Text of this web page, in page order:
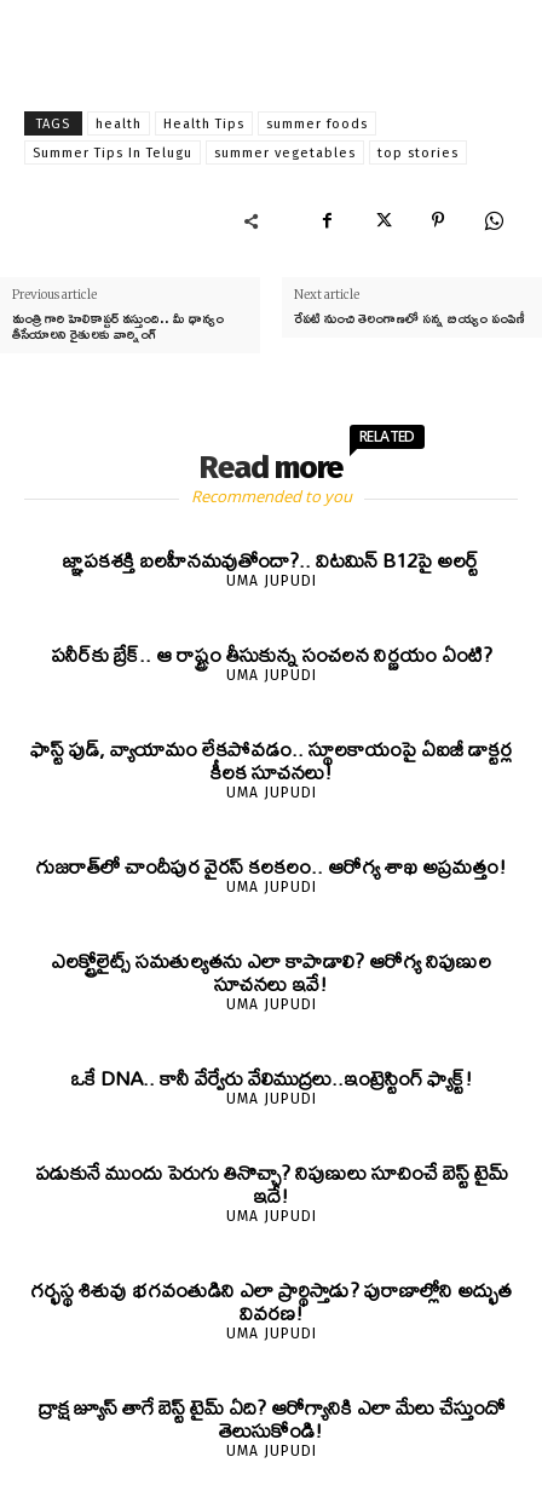
TAGS health Health Tips
summer foods
Summer Tips In Telugu
summer vegetables top stories
Previous article
మంత్రి గారి హెలికాప్టర్ వస్తుంది.. మీ ధాన్యం
తీసేయాలని రైతులకు వార్నింగ్
Next article
రేపటి నుంచి తెలంగాణలో సన్న బియ్యం పంపిణీ
Read more
RELATED
Recommended to you
జ్ఞాపకశక్తి బలహీనమవుతోందా?.. విటమిన్ B12పై అలర్ట్
UMA JUPUDI
పనీర్‌కు బ్రేక్.. ఆ రాష్ట్రం తీసుకున్న సంచలన నిర్ణయం ఏంటి?
UMA JUPUDI
ఫాస్ట్ ఫుడ్, వ్యాయామం లేకపోవడం.. స్థూలకాయంపై ఏఐజీ డాక్టర్ల
కీలక సూచనలు!
UMA JUPUDI
గుజరాత్‌లో చాందీపుర వైరస్ కలకలం.. ఆరోగ్య శాఖ అప్రమత్తం!
UMA JUPUDI
ఎలక్ట్రోలైట్స్ సమతుల్యతను ఎలా కాపాడాలి? ఆరోగ్య నిపుణుల
సూచనలు ఇవే!
UMA JUPUDI
ఒకే DNA.. కానీ వేర్వేరు వేలిముద్రలు..ఇంట్రెస్టింగ్ ఫ్యాక్ట్!
UMA JUPUDI
పడుకునే ముందు పెరుగు తినొచ్చా? నిపుణులు సూచించే బెస్ట్ టైమ్
ఇదే!
UMA JUPUDI
గర్భస్థ శిశువు భగవంతుడిని ఎలా ప్రార్థిస్తాడు? పురాణాల్లోని అద్భుత
వివరణ!
UMA JUPUDI
ద్రాక్ష జ్యూస్ తాగే బెస్ట్ టైమ్ ఏది? ఆరోగ్యానికి ఎలా మేలు చేస్తుందో
తెలుసుకోండి!
UMA JUPUDI